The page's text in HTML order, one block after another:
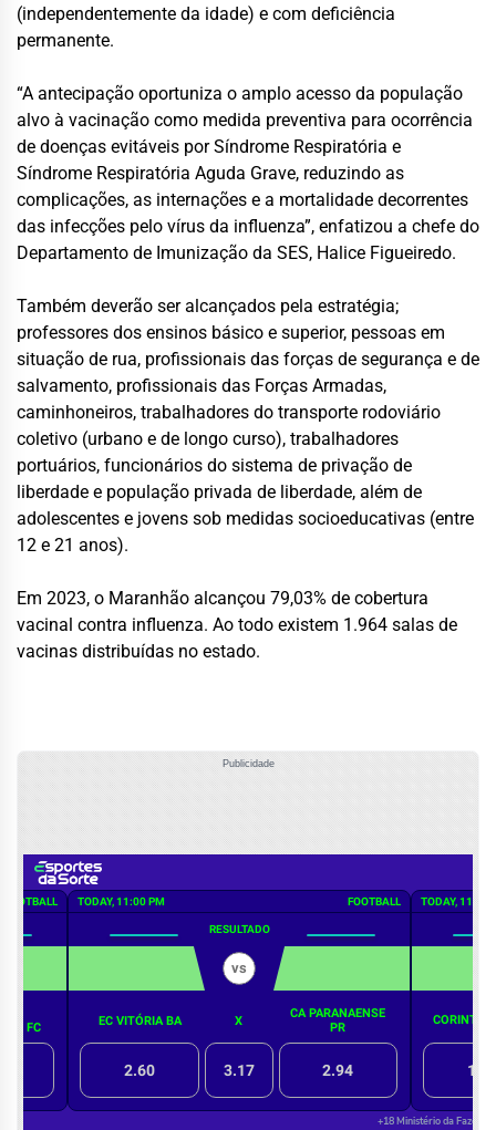
(independentemente da idade) e com deficiência
permanente.
“A antecipação oportuniza o amplo acesso da população
alvo à vacinação como medida preventiva para ocorrência
de doenças evitáveis por Síndrome Respiratória e
Síndrome Respiratória Aguda Grave, reduzindo as
complicações, as internações e a mortalidade decorrentes
das infecções pelo vírus da influenza”, enfatizou a chefe do
Departamento de Imunização da SES, Halice Figueiredo.
Também deverão ser alcançados pela estratégia;
professores dos ensinos básico e superior, pessoas em
situação de rua, profissionais das forças de segurança e de
salvamento, profissionais das Forças Armadas,
caminhoneiros, trabalhadores do transporte rodoviário
coletivo (urbano e de longo curso), trabalhadores
portuários, funcionários do sistema de privação de
liberdade e população privada de liberdade, além de
adolescentes e jovens sob medidas socioeducativas (entre
12 e 21 anos).
Em 2023, o Maranhão alcançou 79,03% de cobertura
vacinal contra influenza. Ao todo existem 1.964 salas de
vacinas distribuídas no estado.
Publicidade